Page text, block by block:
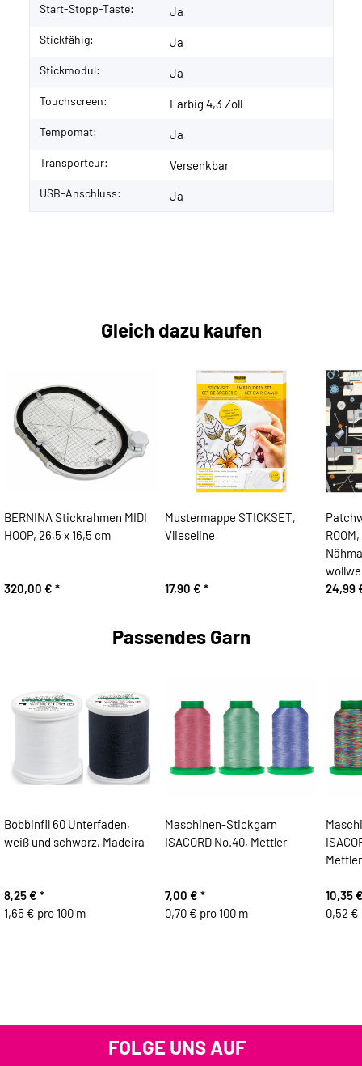
Start-Stopp-Taste: Ja
Stickfähig: Ja
Stickmodul: Ja
Touchscreen: Farbig 4,3 Zoll
Tempomat: Ja
Transporteur: Versenkbar
USB-Anschluss: Ja
Gleich dazu kaufen
BERNINA Stickrahmen MIDI
HOOP, 26,5 x 16,5 cm
320,00 € *
Mustermappe STICKSET,
Vlieseline
17,90 € *
24,99
Passendes Garn
Bobbinfil 60 Unterfaden,
weiß und schwarz, Madeira
8,25 € *
1,65 € pro 100 m
Maschinen-Stickgarn
ISACORD No.40, Mettler
7,00 € *
0,70 € pro 100 m
Mettler
10,35
0,52 €
FOLGE UNS AUF